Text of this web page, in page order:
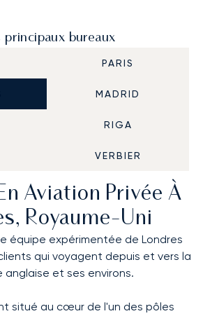
principaux bureaux
PARIS
MADRID
RIGA
VERBIER
Aviation Privée À
Royaume-Uni
équipe expérimentée de Londres
qui voyagent depuis et vers la
anglaise et ses environs.
situé au cœur de l'un des pôles